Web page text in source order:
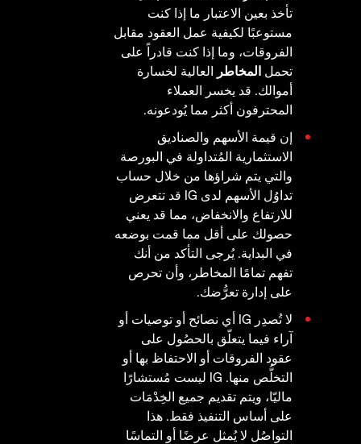
تأخذ بعين الاعتبار ما إذا كنت
مستوعبًا لكيفية عمل العقود مقابل
الفروقات، وما إذا كنت قادراً على
تحمل المخاطر العالية لخسارة
أموالك. قد يخسر العملاء
المحترفون أكثر مما يُودعونه.
إن قيمة الأسهم والصناديق
الاستثمارية المُتداولة في البورصة
والتي يتم شراؤها من خلال حساب
تداوُل الأسهم لدى IG قد تتعرض
للارتفاع والانخفاض، مما قد يعني
حصولك على أقل مما قمت بوضعه
في البداية. يُرجى التأكد من أنك
تفهم تمامًا المخاطر، وأن تحرص
على إدارة تعرُّضك.
لا تُصدِر IG أي نصائح أو توصيات أو
آراء فيما يتعلّق بالحصُول على
عقود الفروقات أو الاحتفاظ بها أو
التخلُّص منها. IG ليست مُستشارًا
ماليّا، ويتم تقديم جميع الخِدْمَات
على أساس التنفيذ فقط. هذا
التواصُل لا يُمثل عرضًا أو التماسًا